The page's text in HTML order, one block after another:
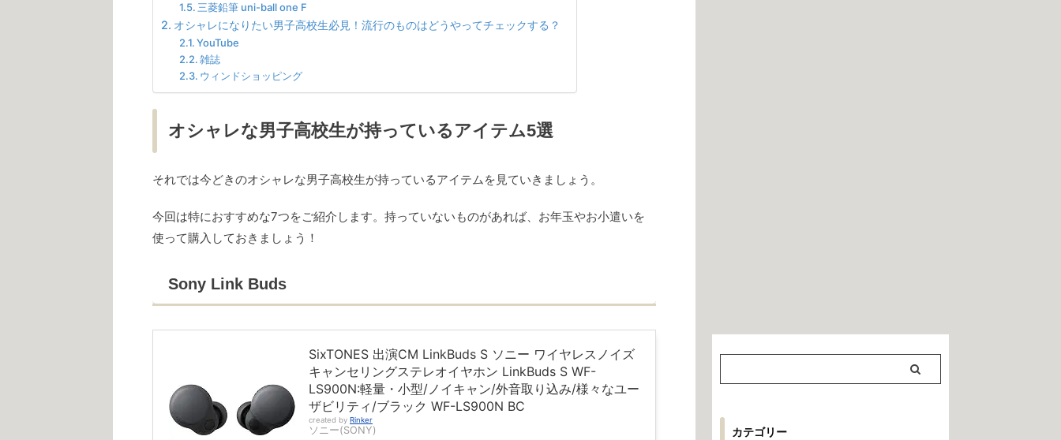
三菱鉛筆 uni-ball one F
オシャレになりたい男子高校生必見！流行のものはどうやってチェックする？
YouTube
雑誌
ウィンドショッピング
オシャレな男子高校生が持っているアイテム5選
それでは今どきのオシャレな男子高校生が持っているアイテムを見ていきましょう。
今回は特におすすめな7つをご紹介します。持っていないものがあれば、お年玉やお小遣いを
使って購入しておきましょう！
Sony Link Buds
SixTONES 出演CM LinkBuds S ソニー ワイヤレスノイズ
キャンセリングステレオイヤホン LinkBuds S WF-
LS900N:軽量・小型/ノイキャン/外音取り込み/様々なユー
ザビリティ/ブラック WF-LS900N BC
created by Rinker
ソニー(SONY) カテゴリー